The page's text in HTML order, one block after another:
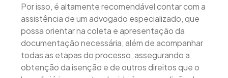
Por isso, é altamente recomendável contar com a
assistência de um advogado especializado, que
possa orientar na coleta e apresentação da
documentação necessária, além de acompanhar
todas as etapas do processo, assegurando a
obtenção da isenção e de outros direitos que o